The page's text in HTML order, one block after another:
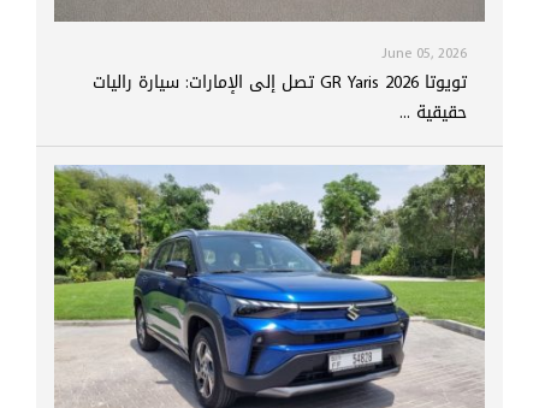
June 05, 2026
تويوتا GR Yaris 2026 تصل إلى الإمارات: سيارة راليات
حقيقية ...